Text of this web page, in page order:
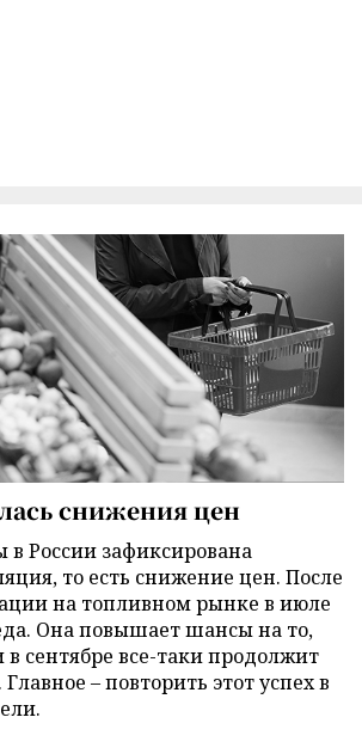
снижения цен
в России зафиксирована
то есть снижение цен. После
на топливном рынке в июле
Она повышает шансы на то,
в сентябре все-таки продолжит
– повторить этот успех в